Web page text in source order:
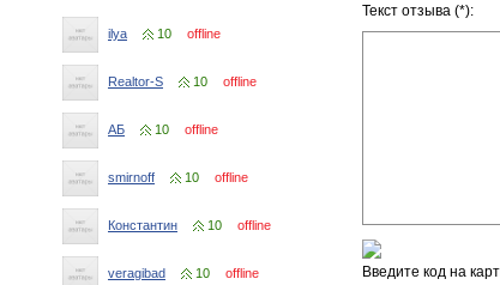
ilya 10 offline
Realtor-S 10 offline
АБ 10 offline
smirnoff 10 offline
Константин 10 offline
veragibad 10 offline
Текст отзыва (*):
Введите код на